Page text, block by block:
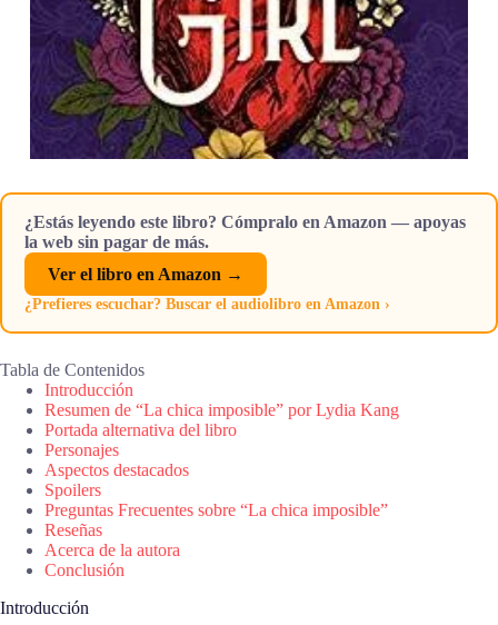
¿Estás leyendo este libro? Cómpralo en Amazon — apoyas
la web sin pagar de más.
Ver el libro en Amazon →
¿Prefieres escuchar? Buscar el audiolibro en Amazon ›
Tabla de Contenidos
Introducción
Resumen de “La chica imposible” por Lydia Kang
Portada alternativa del libro
Personajes
Aspectos destacados
Spoilers
Preguntas Frecuentes sobre “La chica imposible”
Reseñas
Acerca de la autora
Conclusión
Introducción